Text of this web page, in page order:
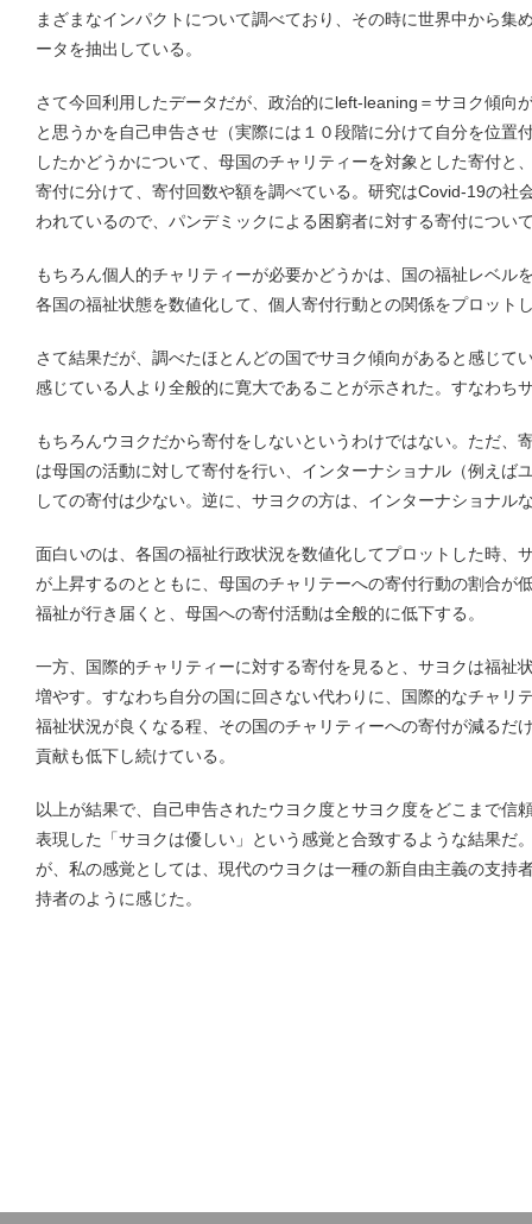
まざまなインパクトについて調べており、その時に世界中から集
ータを抽出している。
さて今回利用したデータだが、政治的にleft-leaning＝サヨク傾向
と思うかを自己申告させ（実際には１０段階に分けて自分を位置
したかどうかについて、母国のチャリティーを対象とした寄付と
寄付に分けて、寄付回数や額を調べている。研究はCovid-19の社
われているので、パンデミックによる困窮者に対する寄付につい
もちろん個人的チャリティーが必要かどうかは、国の福祉レベル
各国の福祉状態を数値化して、個人寄付行動との関係をプロット
さて結果だが、調べたほとんどの国でサヨク傾向があると感じて
感じている人より全般的に寛大であることが示された。すなわち
もちろんウヨクだから寄付をしないというわけではない。ただ、
は母国の活動に対して寄付を行い、インターナショナル（例えば
しての寄付は少ない。逆に、サヨクの方は、インターナショナル
面白いのは、各国の福祉行政状況を数値化してプロットした時、
が上昇するのとともに、母国のチャリテーへの寄付行動の割合が
福祉が行き届くと、母国への寄付活動は全般的に低下する。
一方、国際的チャリティーに対する寄付を見ると、サヨクは福祉
増やす。すなわち自分の国に回さない代わりに、国際的なチャリ
福祉状況が良くなる程、その国のチャリティーへの寄付が減るだ
貢献も低下し続けている。
以上が結果で、自己申告されたウヨク度とサヨク度をどこまで信
表現した「サヨクは優しい」という感覚と合致するような結果だ
が、私の感覚としては、現代のウヨクは一種の新自由主義の支持
持者のように感じた。